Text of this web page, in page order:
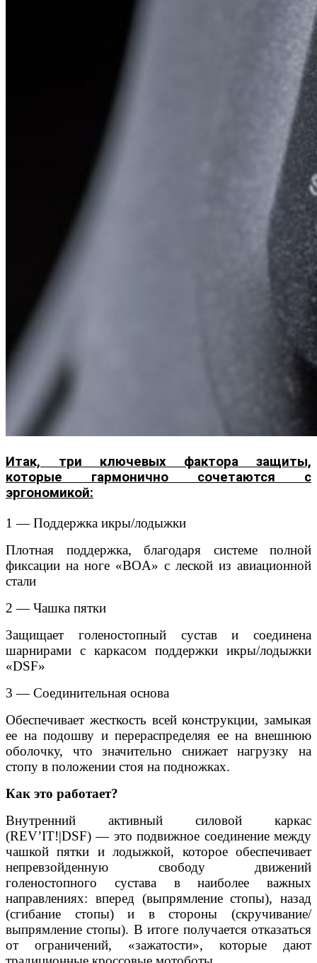
Итак, три ключевых фактора защиты,
которые гармонично сочетаются с
эргономикой:
1 — Поддержка икры/лодыжки
Плотная поддержка, благодаря системе полной
фиксации на ноге «BOA» с леской из авиационной
стали
2 — Чашка пятки
Защищает голеностопный сустав и соединена
шарнирами с каркасом поддержки икры/лодыжки
«DSF»
3 — Соединительная основа
Обеспечивает жесткость всей конструкции, замыкая
ее на подошву и перераспределяя ее на внешнюю
оболочку, что значительно снижает нагрузку на
стопу в положении стоя на подножках.
Как это работает?
Внутренний активный силовой каркас
(REV’IT!|DSF) — это подвижное соединение между
чашкой пятки и лодыжкой, которое обеспечивает
непревзойденную свободу движений
голеностопного сустава в наиболее важных
направлениях: вперед (выпрямление стопы), назад
(сгибание стопы) и в стороны (скручивание/
выпрямление стопы). В итоге получается отказаться
от ограничений, «зажатости», которые дают